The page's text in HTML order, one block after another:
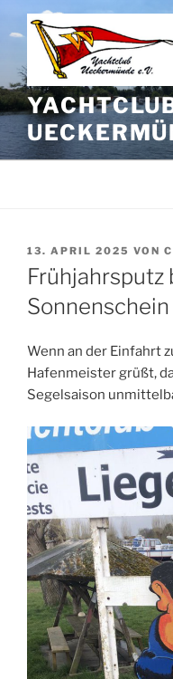
Zum
Inhalt
springen
VERÖFFENTLICHT
AM
13. APRIL 2025 VON
Frühjahrsputz
Sonnenschein
Wenn an der Einfahrt
Hafenmeister grüßt,
Segelsaison